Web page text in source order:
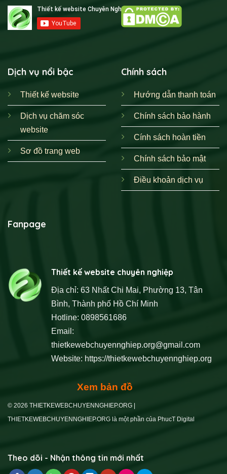
Dịch vụ nổi bậc
Thiết kế website
Dịch vụ chăm sóc
website
Sơ đồ trang web
Chính sách
Hướng dẫn thanh toán
Chính sách bảo hành
Cính sách hoàn tiền
Chính sách bảo mật
Điều khoản dịch vụ
Fanpage
Thiết kế website chuyên nghiệp
Địa chỉ: 63 Nhất Chi Mai, Phường 13, Tân
Bình, Thành phố Hồ Chí Minh
Hotline: 0898561686
Email:
thietkewebchuyennghiep.org@gmail.com
Website: https://thietkewebchuyennghiep.org
Xem bản đồ
© 2026 THIETKEWEBCHUYENNGHIEP.ORG |
THIETKEWEBCHUYENNGHIEP.ORG là một phần của PhucT Digital
Theo dõi - Nhận thông tin mới nhất